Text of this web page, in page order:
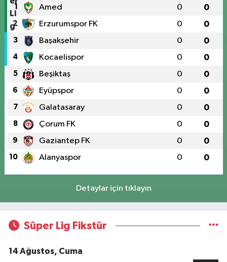
1 Amed 0 0
2 Erzurumspor FK 0 0
3 Başakşehir 0 0
4 Kocaelispor 0 0
5 Beşiktaş 0 0
6 Eyüpspor 0 0
7 Galatasaray 0 0
8 Çorum FK 0 0
9 Gaziantep FK 0 0
10 Alanyaspor 0 0
Detaylar için tıklayın
Süper Lig Fikstür
14 Ağustos, Cuma